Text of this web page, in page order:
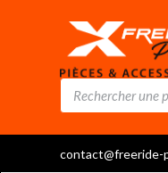
contact@freeride-